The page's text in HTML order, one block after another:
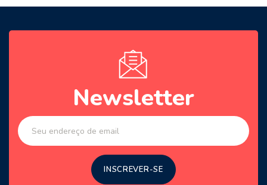
Newsletter